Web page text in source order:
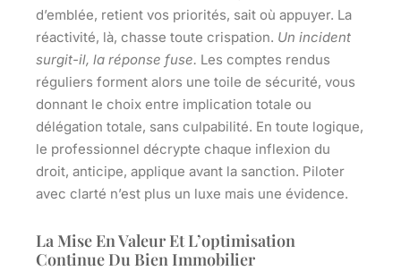
d’emblée, retient vos priorités, sait où appuyer. La
réactivité, là, chasse toute crispation. Un incident
surgit-il, la réponse fuse. Les comptes rendus
réguliers forment alors une toile de sécurité, vous
donnant le choix entre implication totale ou
délégation totale, sans culpabilité. En toute logique,
le professionnel décrypte chaque inflexion du
droit, anticipe, applique avant la sanction. Piloter
avec clarté n’est plus un luxe mais une évidence.
La Mise En Valeur Et L’optimisation
Continue Du Bien Immobilier